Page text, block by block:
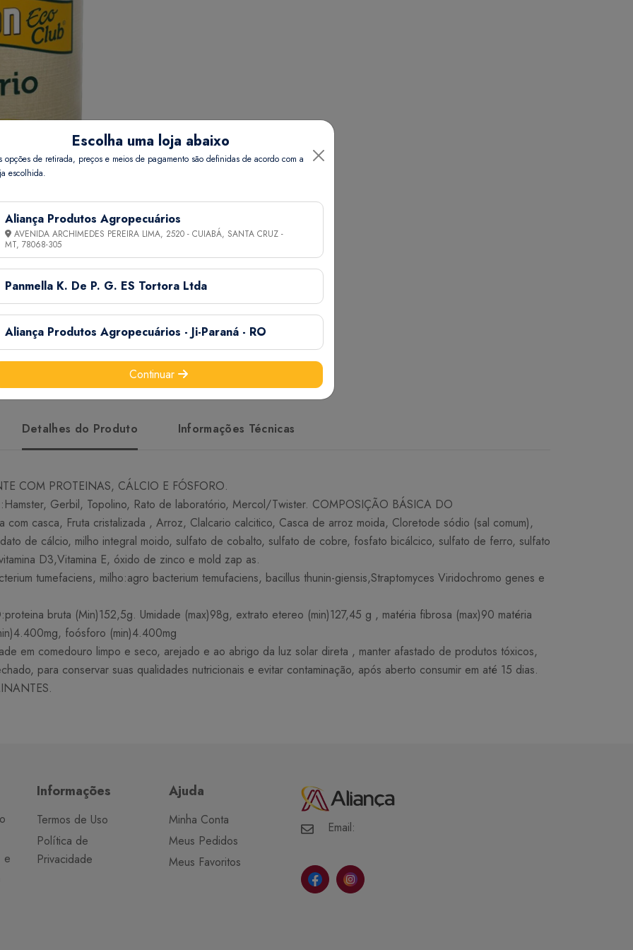
Detalhes do Produto Informações Técnicas
COM PROTEINAS, CÁLCIO E FÓSFORO.
Gerbil, Topolino, Rato de laboratório, Mercol/Twister. COMPOSIÇÃO BÁSICA DO
casca, Fruta cristalizada , Arroz, Clalcario calcitico, Casca de arroz moida, Cloretode sódio (sal comum),
de cálcio, milho integral moido, sulfato de cobalto, sulfato de cobre, fosfato bicálcico, sulfato de ferro, sulfato
D3,Vitamina E, óxido de zinco e mold zap as.
tumefaciens, milho:agro bacterium temufaciens, bacillus thunin-giensis,Straptomyces Viridochromo genes e
bruta (Min)152,5g. Umidade (max)98g, extrato etereo (min)127,45 g , matéria fibrosa (max)90 matéria
foósforo (min)4.400mg
em comedouro limpo e seco, arejado e ao abrigo da luz solar direta , manter afastado de produtos tóxicos,
para conservar suas qualidades nutricionais e evitar contaminação, após aberto consumir em até 15 dias.
e
Informações
Termos de Uso
Política de
Privacidade
Ajuda
Minha Conta
Meus Pedidos
Meus Favoritos
Email:
Escolha uma loja abaixo
opções de retirada, preços e meios de pagamento são definidas de acordo com a
escolhida.
Aliança Produtos Agropecuários
AVENIDA ARCHIMEDES PEREIRA LIMA, 2520 - CUIABÁ, SANTA CRUZ -
MT, 78068-305
Panmella K. De P. G. ES Tortora Ltda
Aliança Produtos Agropecuários - Ji-Paraná - RO
Continuar